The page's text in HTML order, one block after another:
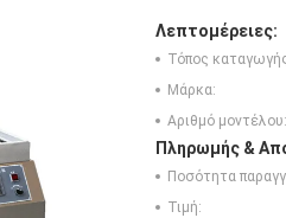
Λεπτομέρειες:
Τόπος
Μάρκα:
Αριθμό μοντέλου:
Πληρωμής &
Ποσότητα
Τιμή: